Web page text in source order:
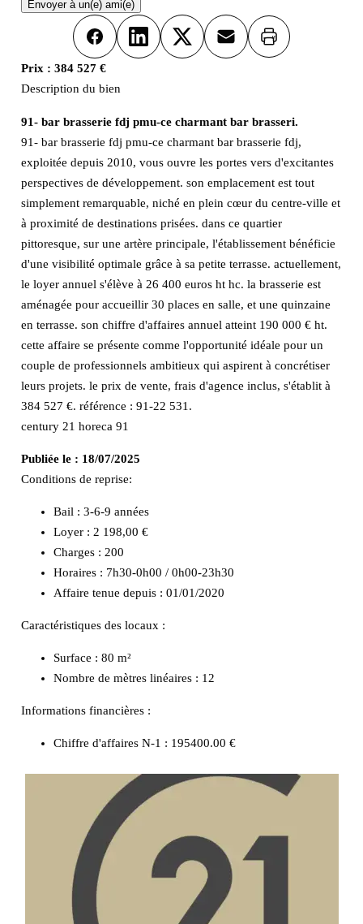
Envoyer à un(e) ami(e)
FacebookLinkedInX Email Imprimer
Prix : 384 527 €
Description du bien
91- bar brasserie fdj pmu-ce charmant bar brasseri.
91- bar brasserie fdj pmu-ce charmant bar brasserie fdj,
exploitée depuis 2010, vous ouvre les portes vers d'excitantes
perspectives de développement. son emplacement est tout
simplement remarquable, niché en plein cœur du centre-ville et
à proximité de destinations prisées. dans ce quartier
pittoresque, sur une artère principale, l'établissement bénéficie
d'une visibilité optimale grâce à sa petite terrasse. actuellement,
le loyer annuel s'élève à 26 400 euros ht hc. la brasserie est
aménagée pour accueillir 30 places en salle, et une quinzaine
en terrasse. son chiffre d'affaires annuel atteint 190 000 € ht.
cette affaire se présente comme l'opportunité idéale pour un
couple de professionnels ambitieux qui aspirent à concrétiser
leurs projets. le prix de vente, frais d'agence inclus, s'établit à
384 527 €. référence : 91-22 531.
century 21 horeca 91
Publiée le : 18/07/2025
Conditions de reprise:
Bail : 3-6-9 années
Loyer : 2 198,00 €
Charges : 200
Horaires : 7h30-0h00 / 0h00-23h30
Affaire tenue depuis : 01/01/2020
Caractéristiques des locaux :
Surface : 80 m²
Nombre de mètres linéaires : 12
Informations financières :
Chiffre d'affaires N-1 : 195400.00 €